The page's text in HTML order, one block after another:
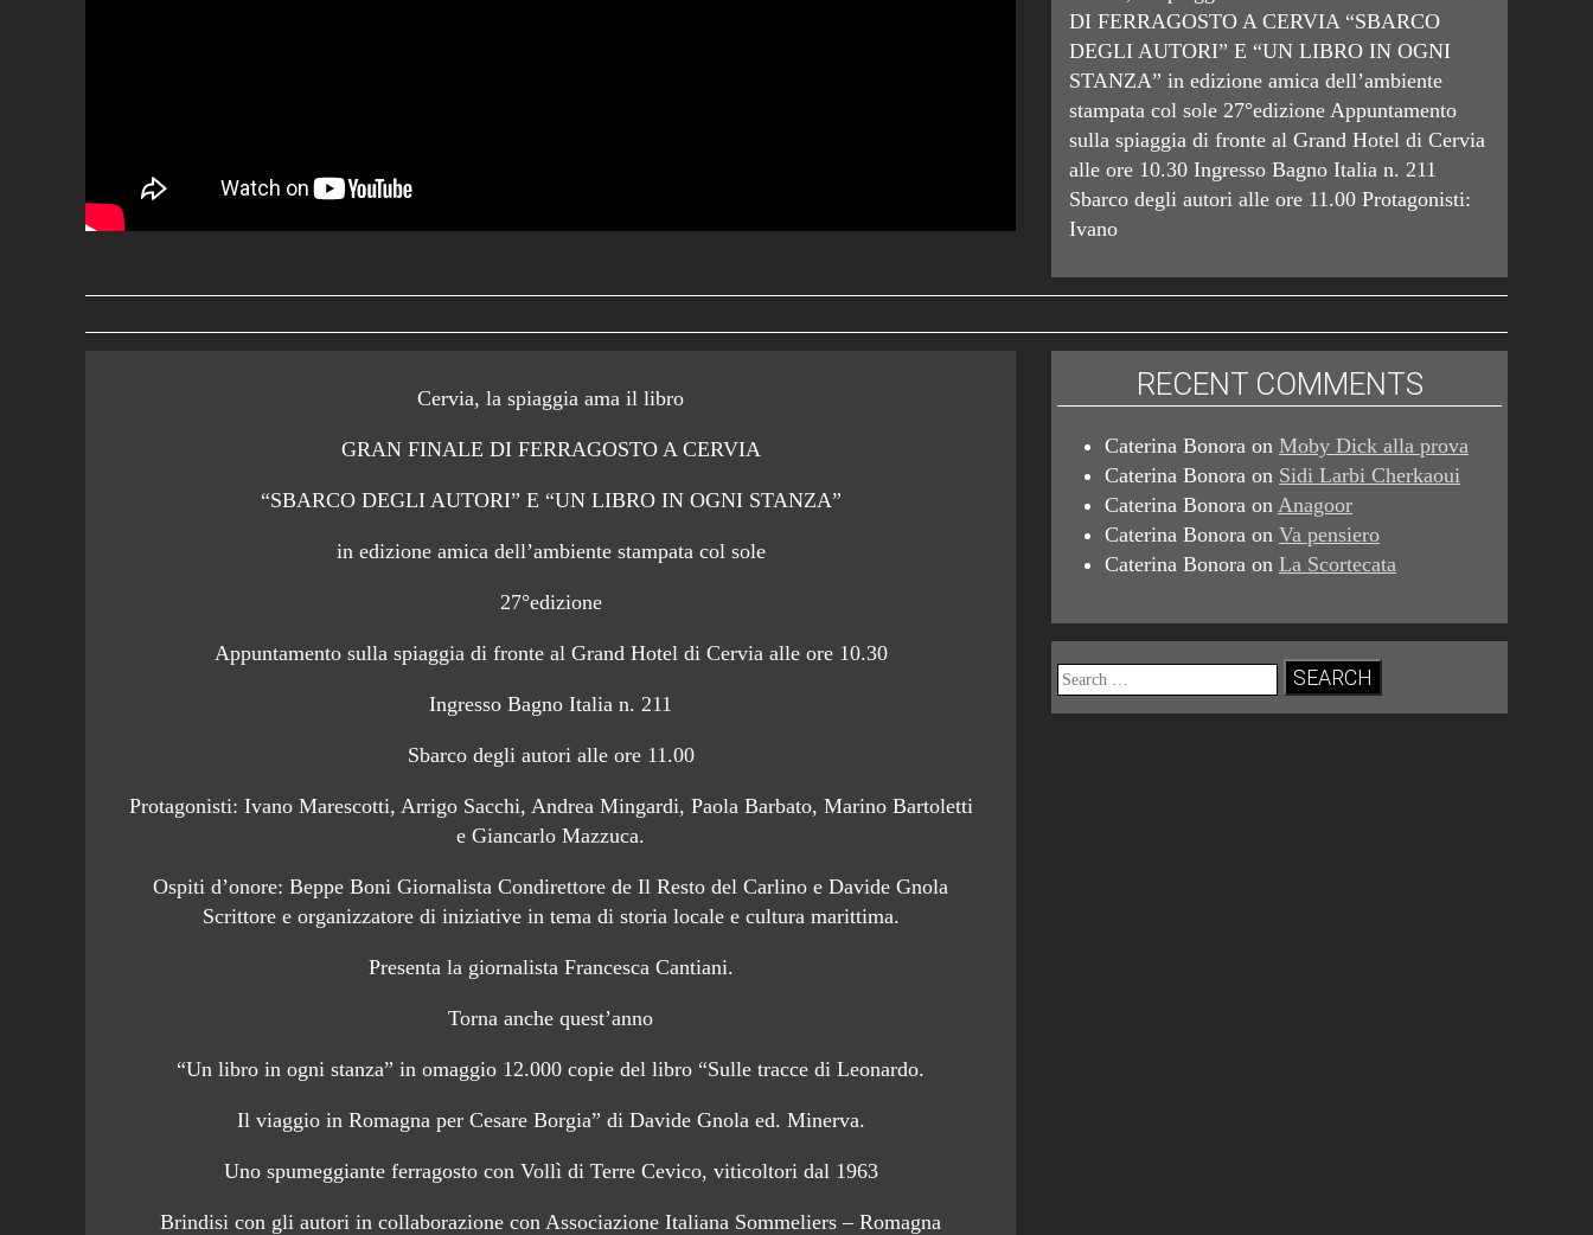
DI FERRAGOSTO A CERVIA “SBARCO
DEGLI AUTORI” E “UN LIBRO IN OGNI
STANZA” in edizione amica dell’ambiente
stampata col sole 27°edizione Appuntamento
sulla spiaggia di fronte al Grand Hotel di Cervia
alle ore 10.30 Ingresso Bagno Italia n. 211
Sbarco degli autori alle ore 11.00 Protagonisti:
Ivano
Cervia, la spiaggia ama il libro
GRAN FINALE DI FERRAGOSTO A CERVIA
“SBARCO DEGLI AUTORI” E “UN LIBRO IN OGNI STANZA”
in edizione amica dell’ambiente stampata col sole
27°edizione
Appuntamento sulla spiaggia di fronte al Grand Hotel di Cervia alle ore 10.30
Ingresso Bagno Italia n. 211
Sbarco degli autori alle ore 11.00
Protagonisti: Ivano Marescotti, Arrigo Sacchi, Andrea Mingardi, Paola Barbato, Marino Bartoletti
e Giancarlo Mazzuca.
Ospiti d’onore: Beppe Boni Giornalista Condirettore de Il Resto del Carlino e Davide Gnola
Scrittore e organizzatore di iniziative in tema di storia locale e cultura marittima.
Presenta la giornalista Francesca Cantiani.
Torna anche quest’anno
“Un libro in ogni stanza” in omaggio 12.000 copie del libro “Sulle tracce di Leonardo.
Il viaggio in Romagna per Cesare Borgia” di Davide Gnola ed. Minerva.
Uno spumeggiante ferragosto con Vollì di Terre Cevico, viticoltori dal 1963
Brindisi con gli autori in collaborazione con Associazione Italiana Sommeliers – Romagna
RECENT COMMENTS
Caterina Bonora onMoby Dick alla prova
Caterina Bonora on Sidi Larbi Cherkaoui
Caterina Bonora onAnagoor
Caterina Bonora onVa pensiero
Caterina Bonora onLa Scortecata
Search
for: